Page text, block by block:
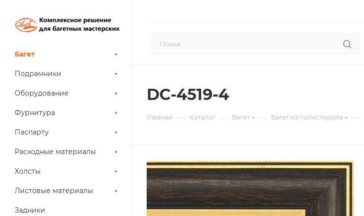
Багет
Подрамники
Оборудование
Фурнитура
Паспарту
Расходные материалы
Холсты
Листовые материалы
Задники
DC-4519-4
Главная — Каталог — Багет — Багет из полистирола —